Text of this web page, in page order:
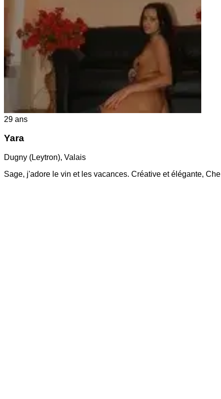
29 ans
Yara
Dugny (Leytron), Valais
Sage, j'adore le vin et les vacances. Créative et élégante,